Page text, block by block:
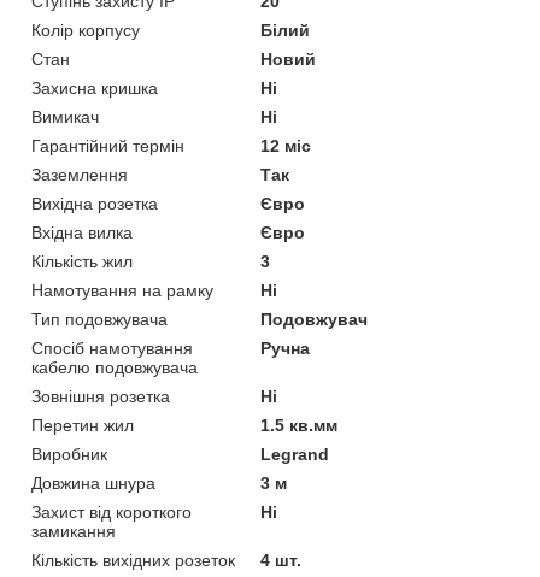
Колір корпусу
Білий
Стан
Новий
Захисна кришка
Ні
Вимикач
Ні
Гарантійний термін
12 міс
Заземлення
Так
Вихідна розетка
Євро
Вхідна вилка
Євро
Кількість жил
3
Намотування на рамку
Ні
Тип подовжувача
Подовжувач
Спосіб намотування
кабелю подовжувача
Ручна
Зовнішня розетка
Ні
Перетин жил
1.5 кв.мм
Виробник
Legrand
Довжина шнура
3 м
Захист від короткого
замикання
Ні
Кількість вихідних розеток
4 шт.